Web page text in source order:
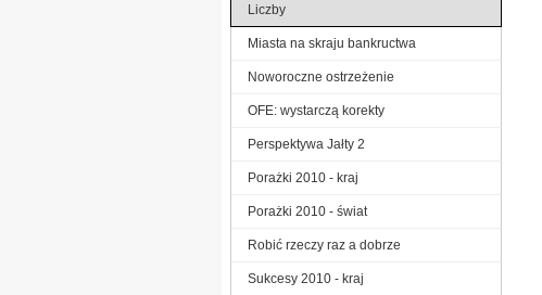
Liczby
Miasta na skraju bankructwa
Noworoczne ostrzeżenie
OFE: wystarczą korekty
Perspektywa Jałty 2
Porażki 2010 - kraj
Porażki 2010 - świat
Robić rzeczy raz a dobrze
Sukcesy 2010 - kraj